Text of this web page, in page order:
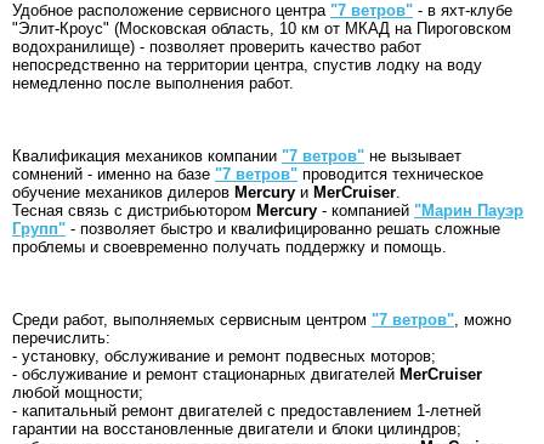
Удобное расположение сервисного центра "7 ветров" - в яхт-клубе
"Элит-Кроус" (Московская область, 10 км от МКАД на Пироговском
водохранилище) - позволяет проверить качество работ
непосредственно на территории центра, спустив лодку на воду
немедленно после выполнения работ.
Квалификация механиков компании "7 ветров" не вызывает
сомнений - именно на базе "7 ветров" проводится техническое
обучение механиков дилеров Mercury и MerCruiser.
Тесная связь с дистрибьютором Mercury - компанией "Марин Пауэр
Групп" - позволяет быстро и квалифицированно решать сложные
проблемы и своевременно получать поддержку и помощь.
Среди работ, выполняемых сервисным центром "7 ветров", можно
перечислить:
- установку, обслуживание и ремонт подвесных моторов;
- обслуживание и ремонт стационарных двигателей MerCruiser
любой мощности;
- капитальный ремонт двигателей с предоставлением 1-летней
гарантии на восстановленные двигатели и блоки цилиндров;